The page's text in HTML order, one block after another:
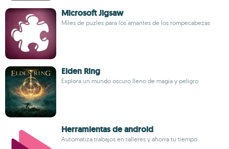
Microsoft Jigsaw
Miles de puzles para los amantes de los rompecabezas
Elden Ring
Explora un mundo oscuro lleno de magia y peligro
Herramientas de android
Automatiza trabajos en talleres y ahorra tu tiempo